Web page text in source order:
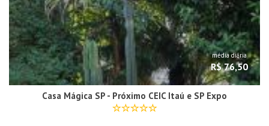
média diária
R$ 76,50
Casa Mágica SP - Próximo CEIC Itaú e SP Expo